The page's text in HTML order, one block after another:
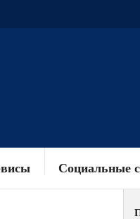
Социальные